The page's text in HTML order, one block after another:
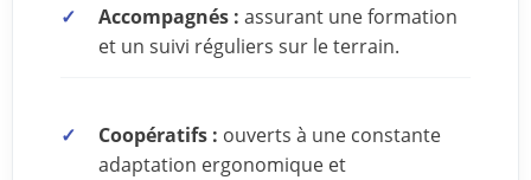
Accompagnés : assurant une formation
et un suivi réguliers sur le terrain.
Coopératifs : ouverts à une constante
adaptation ergonomique et